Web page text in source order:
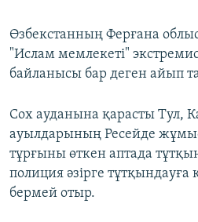
Өзбекстанның Ферғана
"Ислам мемлекеті"
байланысы бар деген айып
Сох ауданына қарасты Тул,
ауылдарының Ресейде жұмыс
тұрғыны өткен аптада
полиция әзірге тұтқындауға
бермей отыр.